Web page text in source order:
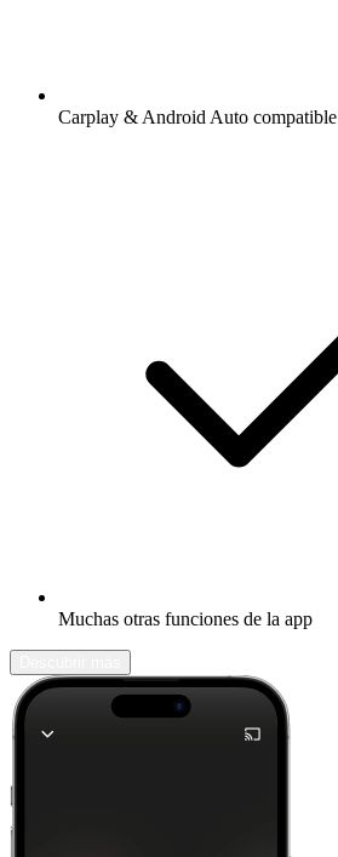
Carplay & Android Auto compatible
Muchas otras funciones de la app